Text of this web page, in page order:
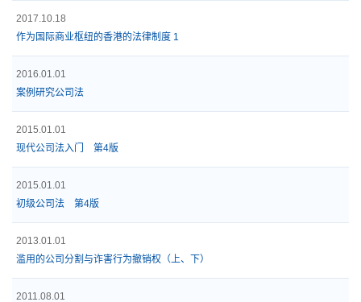
2017.10.18
作为国际商业枢纽的香港的法律制度 1
2016.01.01
案例研究公司法
2015.01.01
现代公司法入门 第4版
2015.01.01
初级公司法 第4版
2013.01.01
滥用的公司分割与诈害行为撤销权（上、下）
2011.08.01